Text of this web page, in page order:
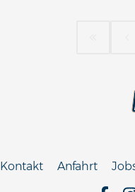
Kontakt Anfahrt